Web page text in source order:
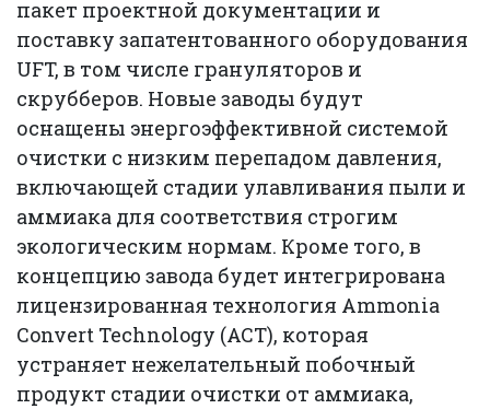
пакет проектной документации и
поставку запатентованного оборудования
UFT, в том числе грануляторов и
скрубберов. Новые заводы будут
оснащены энергоэффективной системой
очистки с низким перепадом давления,
включающей стадии улавливания пыли и
аммиака для соответствия строгим
экологическим нормам. Кроме того, в
концепцию завода будет интегрирована
лицензированная технология Ammonia
Convert Technology (ACT), которая
устраняет нежелательный побочный
продукт стадии очистки от аммиака,